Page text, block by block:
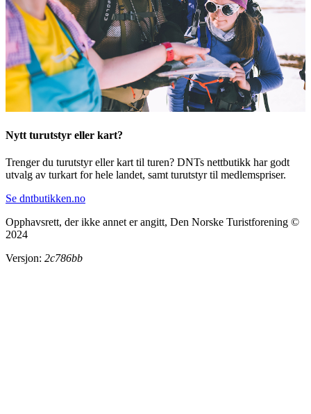
Nytt turutstyr eller kart?
Trenger du turutstyr eller kart til turen? DNTs nettbutikk har godt
utvalg av turkart for hele landet, samt turutstyr til medlemspriser.
Se dntbutikken.no
Opphavsrett, der ikke annet er angitt, Den Norske Turistforening ©
2024
Versjon: 2c786bb